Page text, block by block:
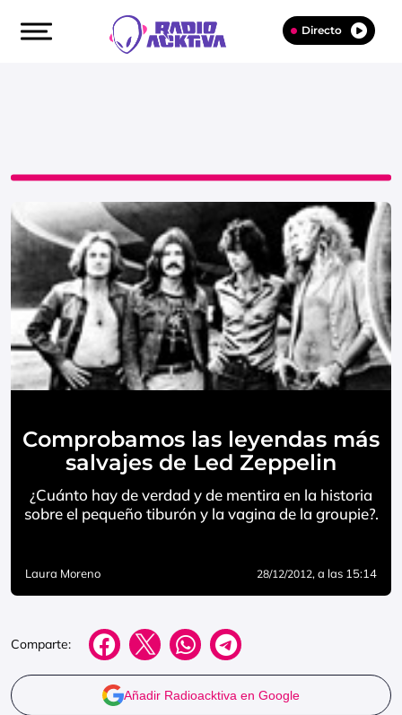
Directo
Comprobamos las leyendas más
salvajes de Led Zeppelin
¿Cuánto hay de verdad y de mentira en la historia
sobre el pequeño tiburón y la vagina de la groupie?.
Laura Moreno 28/12/2012, a las 15:14
Comparte:
Añadir Radioacktiva en Google